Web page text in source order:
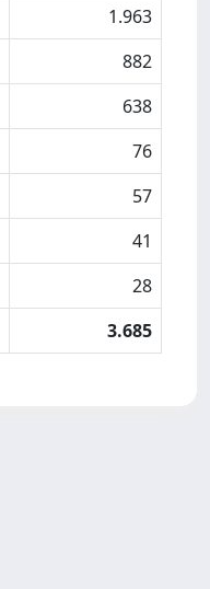
1.963
882
638
76
57
41
28
3.685